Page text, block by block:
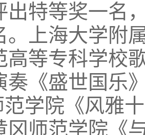
出特等奖一名
。上海大学附
高等专科学校
奏《盛世国乐
范学院《风雅
冈师范学院《